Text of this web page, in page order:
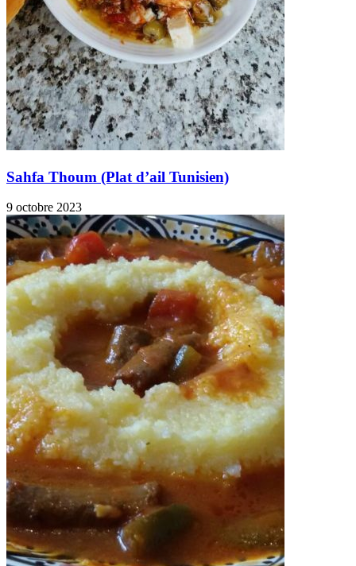
Sahfa Thoum (Plat d’ail Tunisien)
9 octobre 2023